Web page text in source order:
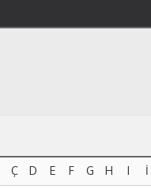
Ç D E F G H I İ